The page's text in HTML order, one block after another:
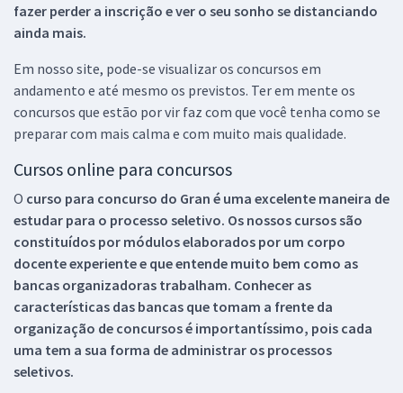
fazer perder a inscrição e ver o seu sonho se distanciando
ainda mais.
Em nosso site, pode-se visualizar os concursos em
andamento e até mesmo os previstos. Ter em mente os
concursos que estão por vir faz com que você tenha como se
preparar com mais calma e com muito mais qualidade.
Cursos online para concursos
O curso para concurso do Gran é uma excelente maneira de
estudar para o processo seletivo. Os nossos cursos são
constituídos por módulos elaborados por um corpo
docente experiente e que entende muito bem como as
bancas organizadoras trabalham. Conhecer as
características das bancas que tomam a frente da
organização de concursos é importantíssimo, pois cada
uma tem a sua forma de administrar os processos
seletivos.